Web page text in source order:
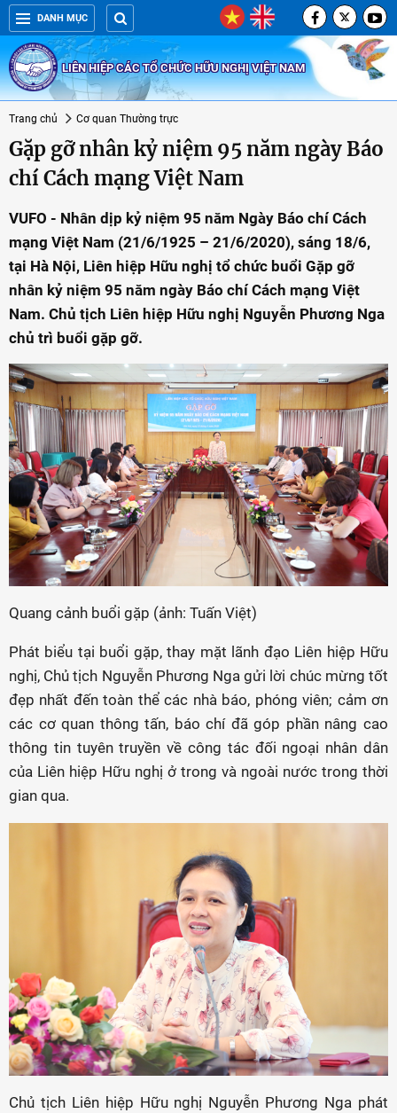
DANH MỤC
LIÊN HIỆP CÁC TỔ CHỨC HỮU NGHỊ VIỆT NAM
Trang chủ Cơ quan Thường trực
Gặp gỡ nhân kỷ niệm 95 năm ngày Báo
chí Cách mạng Việt Nam
VUFO - Nhân dịp kỷ niệm 95 năm Ngày Báo chí Cách
mạng Việt Nam (21/6/1925 – 21/6/2020), sáng 18/6,
tại Hà Nội, Liên hiệp Hữu nghị tổ chức buổi Gặp gỡ
nhân kỷ niệm 95 năm ngày Báo chí Cách mạng Việt
Nam. Chủ tịch Liên hiệp Hữu nghị Nguyễn Phương Nga
chủ trì buổi gặp gỡ.
Quang cảnh buổi gặp (ảnh: Tuấn Việt)
Phát biểu tại buổi gặp, thay mặt lãnh đạo Liên hiệp Hữu
nghị, Chủ tịch Nguyễn Phương Nga gửi lời chúc mừng tốt
đẹp nhất đến toàn thể các nhà báo, phóng viên; cảm ơn
các cơ quan thông tấn, báo chí đã góp phần nâng cao
thông tin tuyên truyền về công tác đối ngoại nhân dân
của Liên hiệp Hữu nghị ở trong và ngoài nước trong thời
gian qua.
Chủ tịch Liên hiệp Hữu nghị Nguyễn Phương Nga phát